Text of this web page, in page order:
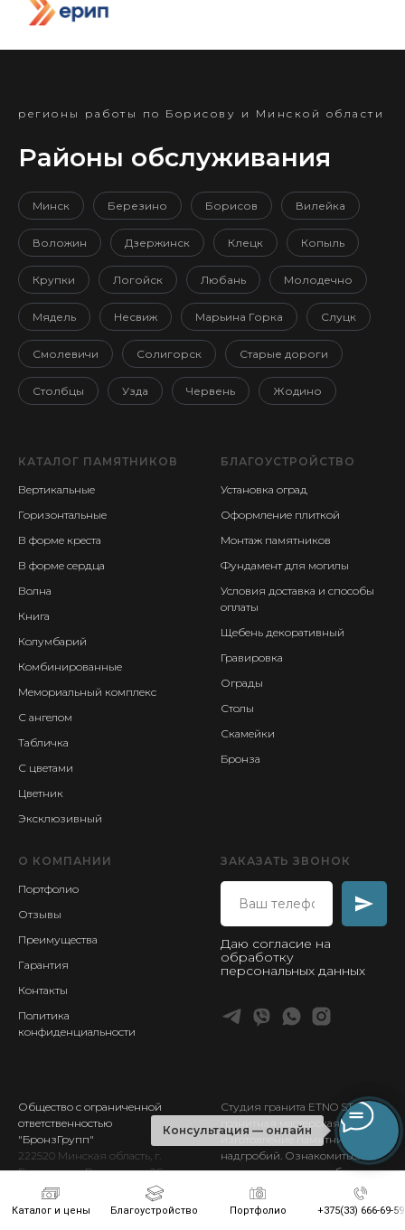
Каталог и цены Благоустройство Портфолио +375(33) 666-69-59
Консультация — онлайн
регионы работы по Борисову и Минской области
Районы обслуживания
Минск Березино Борисов Вилейка
Воложин Дзержинск Клецк Копыль
Крупки Логойск Любань Молодечно
Мядель Несвиж Марьина Горка Слуцк
Смолевичи Солигорск Старые дороги
Столбцы Узда Червень Жодино
КАТАЛОГ ПАМЯТНИКОВ
Вертикальные
Горизонтальные
В форме креста
В форме сердца
Волна
Книга
Колумбарий
Комбинированные
Мемориальный комплекс
С ангелом
Табличка
С цветами
Цветник
Эксклюзивный
БЛАГОУСТРОЙСТВО
Установка оград
Оформление плиткой
Монтаж памятников
Фундамент для могилы
Условия доставка и способы
оплаты
Щебень декоративный
Гравировка
Ограды
Столы
Скамейки
Бронза
О КОМПАНИИ
Портфолио
Отзывы
Преимущества
Гарантия
Контакты
Политика
конфиденциальности
ЗАКАЗАТЬ ЗВОНОК
Даю согласие на
обработку
персональных данных
Общество с ограниченной
ответственностью
"БронзГрупп"
222520 Минская область, г.
Борисов, пр.Революции 26
р/счет
96BLBB30120693256617001001
в отд. №933
Студия гранита ETNO STONE-
гранитная мастерская по
изготовление памятников и
надгробий. Ознакомиться с
материалами и способами
обработки вы можете в наших
выставочных залах в Борисове.